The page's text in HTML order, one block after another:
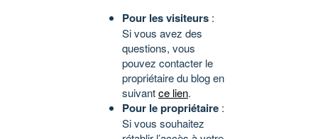
Pour les visiteurs :
Si vous avez des
questions, vous
pouvez contacter le
propriétaire du blog en
suivantce lien.
Pour le propriétaire :
Si vous souhaitez